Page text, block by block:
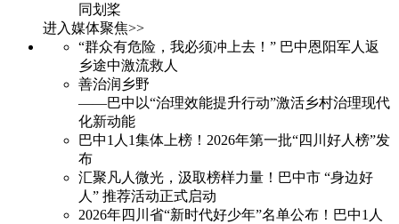
同划桨
进入媒体聚焦>>
“群众有危险，我必须冲上去！” 巴中恩阳军人返
乡途中激流救人
善治润乡野
——巴中以“治理效能提升行动”激活乡村治理现代
化新动能
巴中1人1集体上榜！2026年第一批“四川好人榜”发
布
汇聚凡人微光，汲取榜样力量！巴中市 “身边好
人” 推荐活动正式启动
2026年四川省“新时代好少年”名单公布！巴中1人